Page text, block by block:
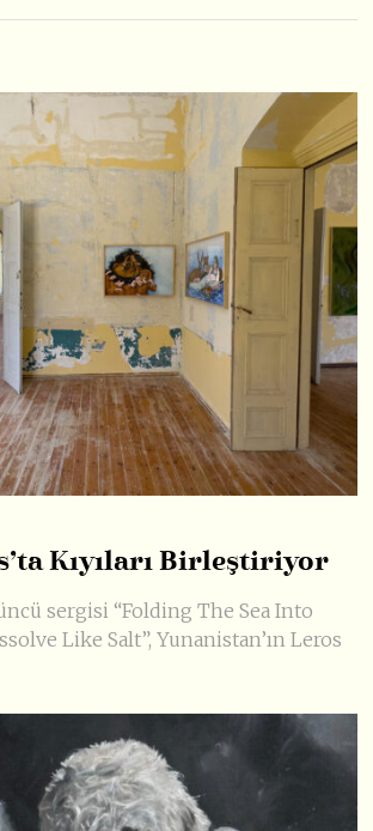
Kıyıları Birleştiriyor
sergisi “Folding The Sea Into
Like Salt”, Yunanistan’ın Leros